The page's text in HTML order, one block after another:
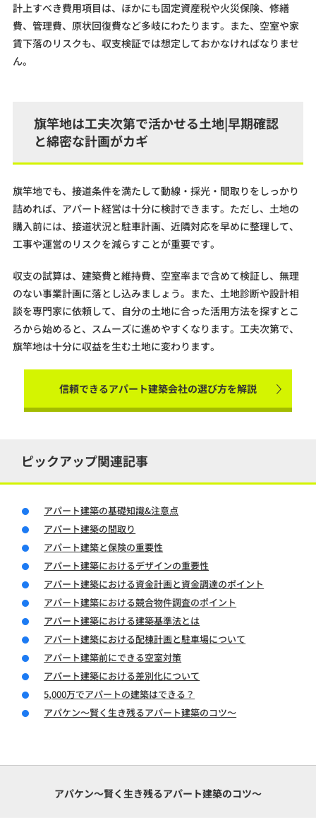
計上すべき費用項目は、ほかにも固定資産税や火災保険、修繕
費、管理費、原状回復費など多岐にわたります。また、空室や家
賃下落のリスクも、収支検証では想定しておかなければなりませ
ん。
旗竿地は工夫次第で活かせる土地|早期確認
と綿密な計画がカギ
旗竿地でも、接道条件を満たして動線・採光・間取りをしっかり
詰めれば、アパート経営は十分に検討できます。ただし、土地の
購入前には、接道状況と駐車計画、近隣対応を早めに整理して、
工事や運営のリスクを減らすことが重要です。
収支の試算は、建築費と維持費、空室率まで含めて検証し、無理
のない事業計画に落とし込みましょう。また、土地診断や設計相
談を専門家に依頼して、自分の土地に合った活用方法を探すとこ
ろから始めると、スムーズに進めやすくなります。工夫次第で、
旗竿地は十分に収益を生む土地に変わります。
信頼できるアパート建築会社の選び方を解説
ピックアップ関連記事
アパート建築の基礎知識&注意点
アパート建築の間取り
アパート建築と保険の重要性
アパート建築におけるデザインの重要性
アパート建築における資金計画と資金調達のポイント
アパート建築における競合物件調査のポイント
アパート建築における建築基準法とは
アパート建築における配棟計画と駐車場について
アパート建築前にできる空室対策
アパート建築における差別化について
5,000万でアパートの建築はできる？
アパケン～賢く生き残るアパート建築のコツ～
アパケン～賢く生き残るアパート建築のコツ～